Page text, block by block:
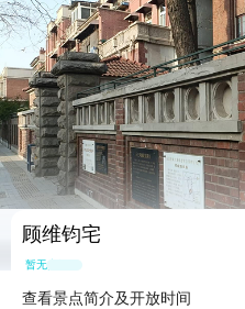
顾维钧宅
暂无点评
查看景点简介及开放时间
